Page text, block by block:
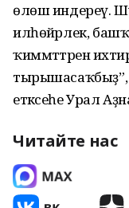
өлөш индереү.
илһөйәрлек,
ҡиммәттәренә
тырышасаҡбыҙ”,
етәксеһе Урал
Читайте нас